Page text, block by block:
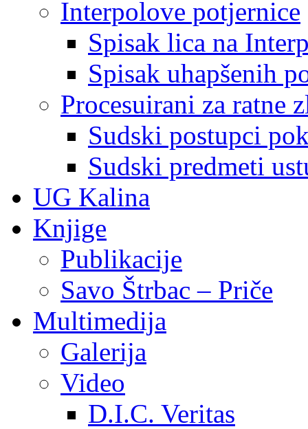
Interpolove potjernice
Spisak lica na
Spisak uhapšenih
Procesuirani za ratne
Sudski postupci
Sudski predmeti
UG Kalina
Knjige
Publikacije
Savo Štrbac – Priče
Multimedija
Galerija
Video
D.I.C. Veritas